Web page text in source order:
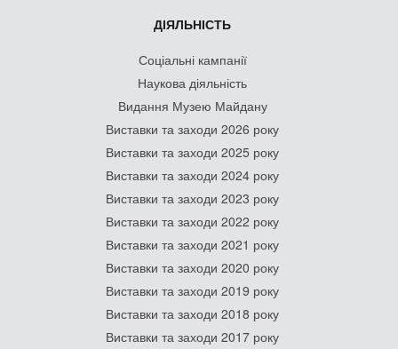
ДІЯЛЬНІСТЬ
Соціальні кампанії
Наукова діяльність
Видання Музею Майдану
Виставки та заходи 2026 року
Виставки та заходи 2025 року
Виставки та заходи 2024 року
Виставки та заходи 2023 року
Виставки та заходи 2022 року
Виставки та заходи 2021 року
Виставки та заходи 2020 року
Виставки та заходи 2019 року
Виставки та заходи 2018 року
Виставки та заходи 2017 року